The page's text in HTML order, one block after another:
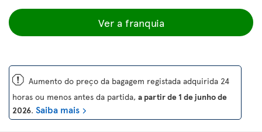
Ver a franquia
ü Aumento do preço da bagagem registada adquirida 24
horas ou menos antes da partida, a partir de 1 de junho de
2026. Saiba mais